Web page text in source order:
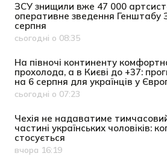
ЗСУ знищили вже 47 000
оперативне зведення Генштабу
серпня
Дата публікації
сьогодні о 08:35
На півночі континенту
прохолода, а в Києві до +37:
на 6 серпня для українців у
Дата публікації
сьогодні о 07:23
Чехія не надаватиме
частині українських чоловіків:
стосується
Дата публікації
вчора 16:19